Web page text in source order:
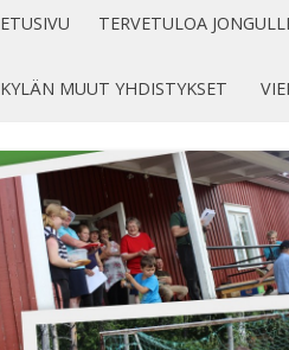
ETUSIVU TERVETULOA
KYLÄN MUUT YHDISTYKSET
HINNAT KALASTUSKAUDELLE 2026